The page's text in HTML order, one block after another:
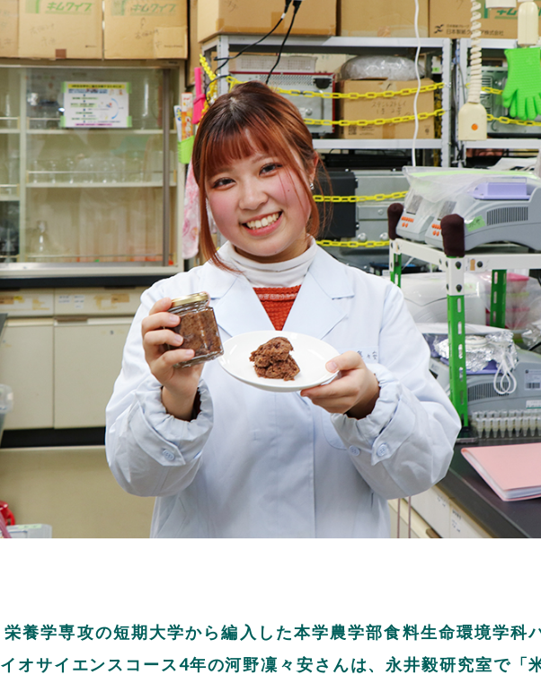
栄養学専攻の短期大学から編入した本学農学部食料生命環境学科
イオサイエンスコース4年の河野凜々安さんは、永井毅研究室で「